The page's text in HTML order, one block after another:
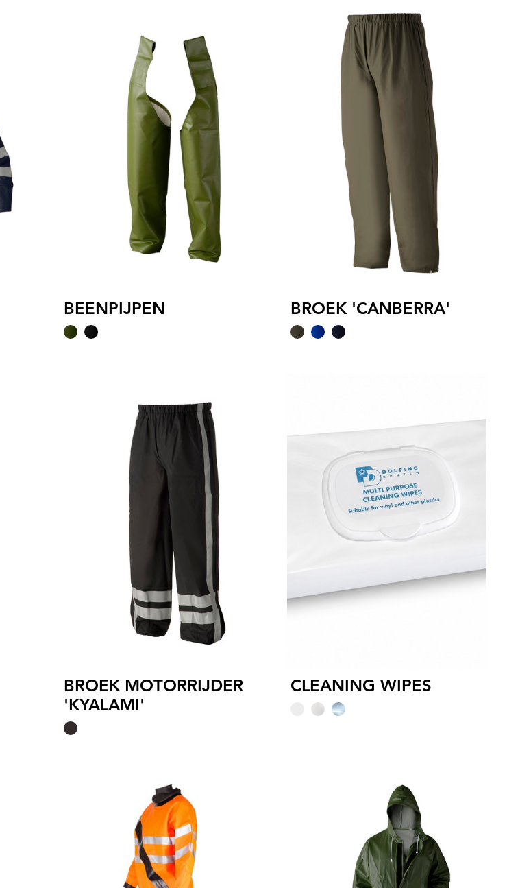
BEENPIJPEN BROEK 'CANBERRA'
BROEK MOTORRIJDER
'KYALAMI'
CLEANING WIPES